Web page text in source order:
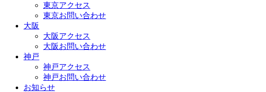
東京アクセス
東京お問い合わせ
大阪
大阪アクセス
大阪お問い合わせ
神戸
神戸アクセス
神戸お問い合わせ
お知らせ